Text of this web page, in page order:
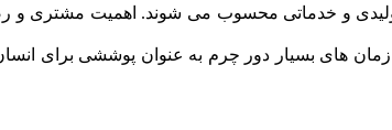
و خدماتی محسوب می شوند. اهمیت مشتری
های بسیار دور چرم به عنوان پوششی برای